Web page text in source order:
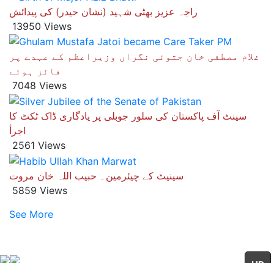
راجہ عزیز بھٹی شہید (نشان حیدر) کی پیدائش
13950 Views
غلام مصطفی خان جتوئی نگراں وزیراعظم کے عہدے پر
فائز ہوئے
7048 Views
سینٹ آف پاکستان کی سلور جوبلی پر یادگاری ڈاک ٹکٹ کا
اجرأ
2561 Views
سینیٹ کے چیئرمین۔ حبیب اللہ خان مروت
5859 Views
See More